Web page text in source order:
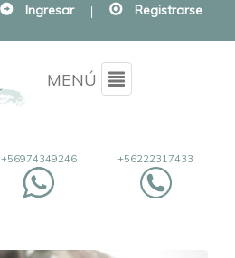
Ingresar | Registrarse
MENÚ Menu
+56222317433
+56974349246